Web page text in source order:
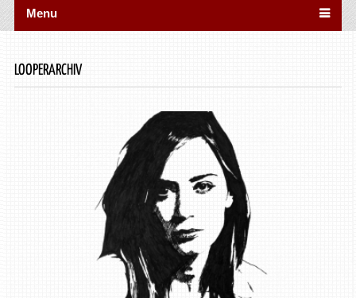
Menu
LOOPERARCHIV